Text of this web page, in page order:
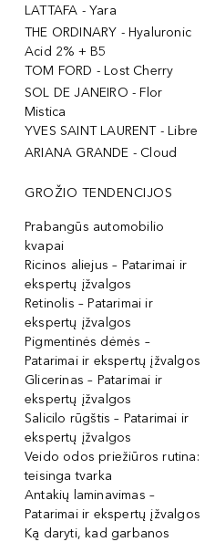
LATTAFA - Yara
THE ORDINARY - Hyaluronic
Acid 2% + B5
TOM FORD - Lost Cherry
SOL DE JANEIRO - Flor
Mistica
YVES SAINT LAURENT - Libre
ARIANA GRANDE - Cloud
GROŽIO TENDENCIJOS
Prabangūs automobilio
kvapai
Ricinos aliejus – Patarimai ir
ekspertų įžvalgos
Retinolis – Patarimai ir
ekspertų įžvalgos
Pigmentinės dėmės –
Patarimai ir ekspertų įžvalgos
Glicerinas – Patarimai ir
ekspertų įžvalgos
Salicilo rūgštis – Patarimai ir
ekspertų įžvalgos
Veido odos priežiūros rutina:
teisinga tvarka
Antakių laminavimas –
Patarimai ir ekspertų įžvalgos
Ką daryti, kad garbanos